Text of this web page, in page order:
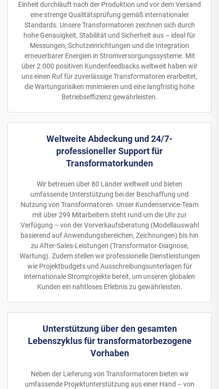
Einheit durchläuft nach der Produktion und vor dem Versand
eine strenge Qualitätsprüfung gemäß internationaler
Standards. Unsere Transformatoren zeichnen sich durch
hohe Genauigkeit, Stabilität und Sicherheit aus – ideal für
Messungen, Schutzeinrichtungen und die Integration
erneuerbarer Energien in Stromversorgungssysteme. Mit
über 2.000 positiven Kundenfeedbacks weltweit haben wir
uns einen Ruf für zuverlässige Transformatoren erarbeitet,
die Wartungsrisiken minimieren und eine langfristig hohe
Betriebseffizienz gewährleisten.
Weltweite Abdeckung und 24/7-
professioneller Support für
Transformatorkunden
Wir betreuen über 80 Länder weltweit und bieten
umfassende Unterstützung bei der Beschaffung und
Nutzung von Transformatoren. Unser Kundenservice-Team
mit über 299 Mitarbeitern steht rund um die Uhr zur
Verfügung – von der Vorverkaufsberatung (Modellauswahl
basierend auf Anwendungsbereichen, Zeichnungen) bis hin
zu After-Sales-Leistungen (Transformator-Diagnose,
Wartung). Zudem stellen wir professionelle Dienstleistungen
wie Projektbudgets und Ausschreibungsunterlagen für
internationale Stromprojekte bereit, um unseren globalen
Kunden ein nahtloses Erlebnis zu gewährleisten.
Unterstützung über den gesamten
Lebenszyklus für transformatorbezogene
Vorhaben
Neben der Lieferung von Transformatoren bieten wir
umfassende Projektunterstützung aus einer Hand – von